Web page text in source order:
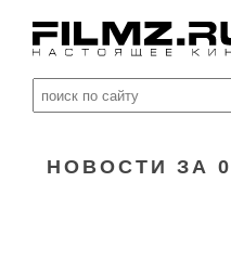
НОВОСТИ ЗА